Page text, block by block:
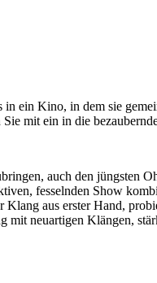
ein Kino, in dem sie
mit ein in die
auch den jüngsten
fesselnden Show
aus erster Hand,
neuartigen Klängen,